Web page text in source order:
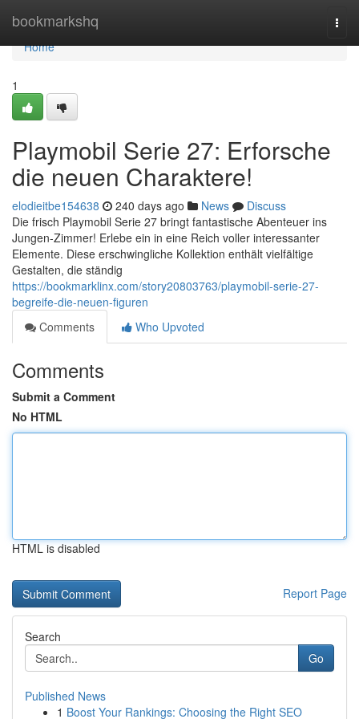
bookmarkshq
Home
Home
1
Playmobil Serie 27: Erforsche
die neuen Charaktere!
elodieitbe154638 240 days ago News
Discuss
Die frisch Playmobil Serie 27 bringt fantastische Abenteuer ins
Jungen-Zimmer! Erlebe ein in eine Reich voller interessanter
Elemente. Diese erschwingliche Kollektion enthält vielfältige
Gestalten, die ständig
https://bookmarklinx.com/story20803763/playmobil-serie-27-
begreife-die-neuen-figuren
Comments
Who Upvoted
Comments
Submit a Comment
No HTML
HTML is disabled
Report Page
Search
Go
Published News
1 Boost Your Rankings: Choosing the Right SEO